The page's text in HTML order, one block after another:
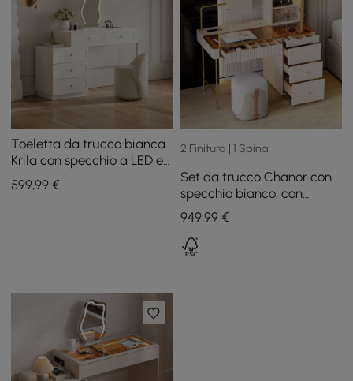
Toeletta da trucco bianca
Krila con specchio a LED e
stazione di ricarica (40"–
55")
599,99 €
2 Finitura | 1 Spina
Set da trucco Chanor con
specchio bianco, con
portaoggetti per gioielli,
armadietto e sgabello
949,99€